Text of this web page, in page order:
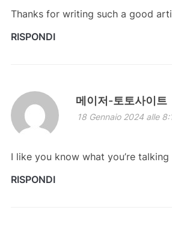
Thanks for writing such a good
RISPONDI
메이저-토토사이트
18 Gennaio 2024 alle
I like you know what you’re
RISPONDI